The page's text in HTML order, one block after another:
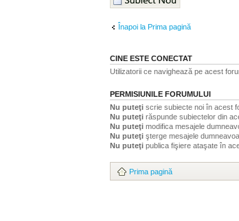
Înapoi la Prima pagină
CINE ESTE CONECTAT
Utilizatorii ce navighează pe acest
PERMISIUNILE FORUMULUI
Nu puteţi scrie subiecte noi în acest
Nu puteţi răspunde subiectelor din
Nu puteţi modifica mesajele
Nu puteţi şterge mesajele
Nu puteţi publica fişiere ataşate în
Prima pagină